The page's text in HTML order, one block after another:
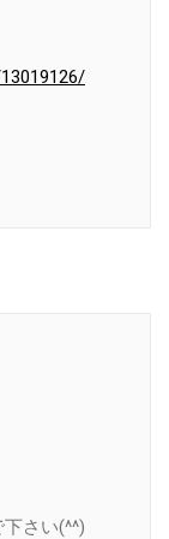
さい(^^)